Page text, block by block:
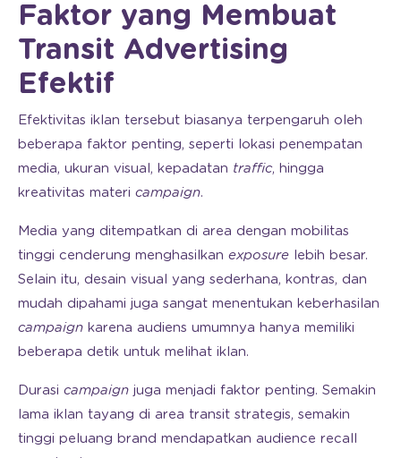
Faktor yang Membuat
Transit Advertising
Efektif
Efektivitas iklan tersebut biasanya terpengaruh oleh
beberapa faktor penting, seperti lokasi penempatan
media, ukuran visual, kepadatan traffic, hingga
kreativitas materi campaign.
Media yang ditempatkan di area dengan mobilitas
tinggi cenderung menghasilkan exposure lebih besar.
Selain itu, desain visual yang sederhana, kontras, dan
mudah dipahami juga sangat menentukan keberhasilan
campaign karena audiens umumnya hanya memiliki
beberapa detik untuk melihat iklan.
Durasi campaign juga menjadi faktor penting. Semakin
lama iklan tayang di area transit strategis, semakin
tinggi peluang brand mendapatkan audience recall